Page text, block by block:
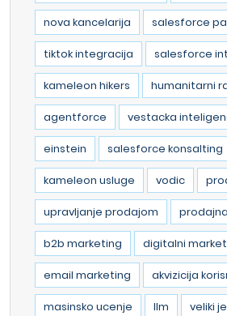
nova kancelarija salesforce
tiktok integracija salesforce
kameleon hikers humanitarni
agentforce vestacka
einstein salesforce konsalting
kameleon usluge vodic
upravljanje prodajom
b2b marketing digitalni
email marketing akvizicija
masinsko ucenje llm veliki